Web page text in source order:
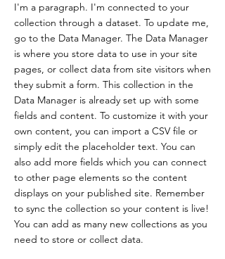
I'm a paragraph. I'm connected to your
collection through a dataset. To update me,
go to the Data Manager. The Data Manager
is where you store data to use in your site
pages, or collect data from site visitors when
they submit a form. This collection in the
Data Manager is already set up with some
fields and content. To customize it with your
own content, you can import a CSV file or
simply edit the placeholder text. You can
also add more fields which you can connect
to other page elements so the content
displays on your published site. Remember
to sync the collection so your content is live!
You can add as many new collections as you
need to store or collect data.